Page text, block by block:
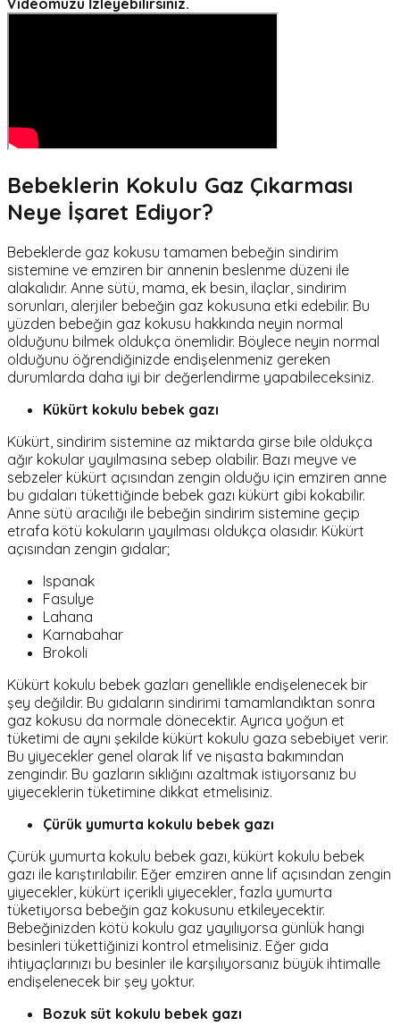
Videomuzu İzleyebilirsiniz.
Bebeklerin Kokulu Gaz Çıkarması
Neye İşaret Ediyor?
Bebeklerde gaz kokusu tamamen bebeğin sindirim
sistemine ve emziren bir annenin beslenme düzeni ile
alakalıdır. Anne sütü, mama, ek besin, ilaçlar, sindirim
sorunları, alerjiler bebeğin gaz kokusuna etki edebilir. Bu
yüzden bebeğin gaz kokusu hakkında neyin normal
olduğunu bilmek oldukça önemlidir. Böylece neyin normal
olduğunu öğrendiğinizde endişelenmeniz gereken
durumlarda daha iyi bir değerlendirme yapabileceksiniz.
Kükürt kokulu bebek gazı
Kükürt, sindirim sistemine az miktarda girse bile oldukça
ağır kokular yayılmasına sebep olabilir. Bazı meyve ve
sebzeler kükürt açısından zengin olduğu için emziren anne
bu gıdaları tükettiğinde bebek gazı kükürt gibi kokabilir.
Anne sütü aracılığı ile bebeğin sindirim sistemine geçip
etrafa kötü kokuların yayılması oldukça olasıdır. Kükürt
açısından zengin gıdalar;
Ispanak
Fasulye
Lahana
Karnabahar
Brokoli
Kükürt kokulu bebek gazları genellikle endişelenecek bir
şey değildir. Bu gıdaların sindirimi tamamlandıktan sonra
gaz kokusu da normale dönecektir. Ayrıca yoğun et
tüketimi de aynı şekilde kükürt kokulu gaza sebebiyet verir.
Bu yiyecekler genel olarak lif ve nişasta bakımından
zengindir. Bu gazların sıklığını azaltmak istiyorsanız bu
yiyeceklerin tüketimine dikkat etmelisiniz.
Çürük yumurta kokulu bebek gazı
Çürük yumurta kokulu bebek gazı, kükürt kokulu bebek
gazı ile karıştırılabilir. Eğer emziren anne lif açısından zengin
yiyecekler, kükürt içerikli yiyecekler, fazla yumurta
tüketiyorsa bebeğin gaz kokusunu etkileyecektir.
Bebeğinizden kötü kokulu gaz yayılıyorsa günlük hangi
besinleri tükettiğinizi kontrol etmelisiniz. Eğer gıda
ihtiyaçlarınızı bu besinler ile karşılıyorsanız büyük ihtimalle
endişelenecek bir şey yoktur.
Bozuk süt kokulu bebek gazı